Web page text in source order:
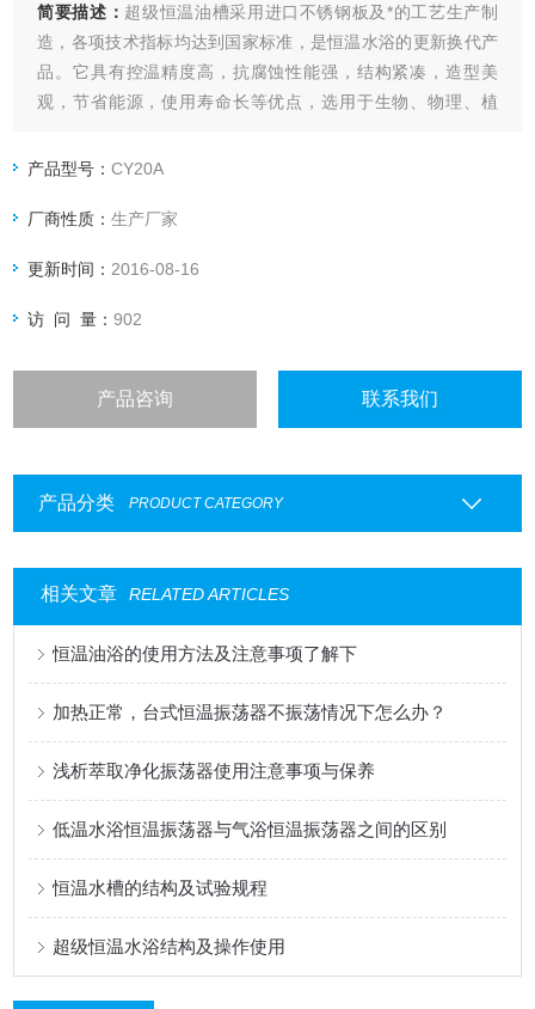
简要描述： 超级恒温油槽采用进口不锈钢板及*的工艺生产制
造，各项技术指标均达到国家标准，是恒温水浴的更新换代产
品。它具有控温精度高，抗腐蚀性能强，结构紧凑，造型美
观，节省能源，使用寿命长等优点，选用于生物、物理、植
品。
产品型号：CY20A
厂商性质：生产厂家
更新时间： 2016-08-16
访 问 量：902
产品咨询 联系我们
产品分类 PRODUCT CATEGORY
相关文章 RELATED ARTICLES
恒温油浴的使用方法及注意事项了解下
加热正常，台式恒温振荡器不振荡情况下怎么办？
浅析萃取净化振荡器使用注意事项与保养
低温水浴恒温振荡器与气浴恒温振荡器之间的区别
恒温水槽的结构及试验规程
超级恒温水浴结构及操作使用